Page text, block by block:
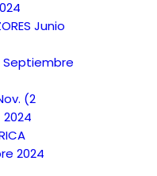
Junio
Septiembre
(2
2024